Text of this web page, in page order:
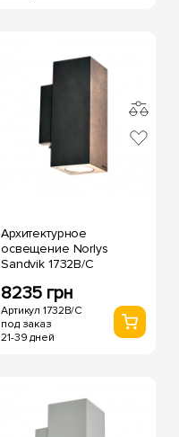
Архитектурное
освещение Norlys
Sandvik 1732B/C
8235 грн
Артикул 1732B/C
под заказ
21-39 дней